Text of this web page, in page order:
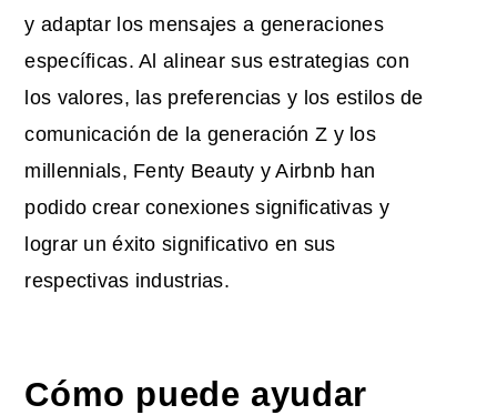
y adaptar los mensajes a generaciones
específicas. Al alinear sus estrategias con
los valores, las preferencias y los estilos de
comunicación de la generación Z y los
millennials, Fenty Beauty y Airbnb han
podido crear conexiones significativas y
lograr un éxito significativo en sus
respectivas industrias.
Cómo puede ayudar